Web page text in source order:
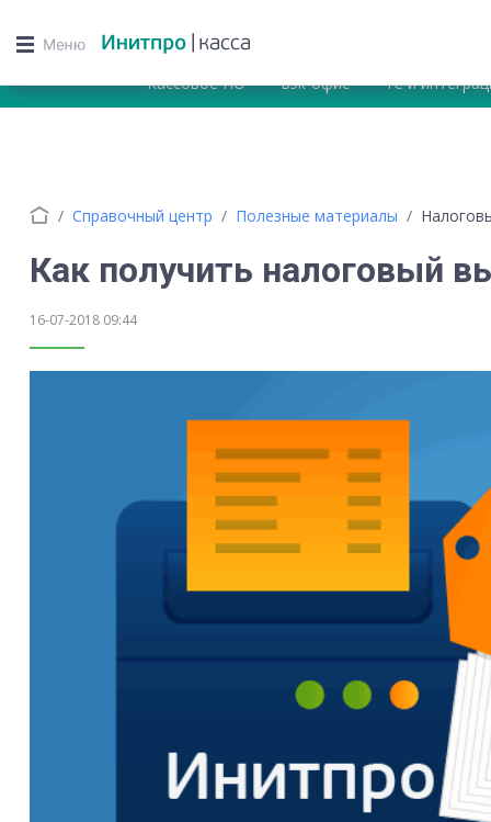
Кассовое ПО Бэк-офис 1С и
Справочный центр Полезные материалы
Как получить налоговый
16-07-2018 09:44